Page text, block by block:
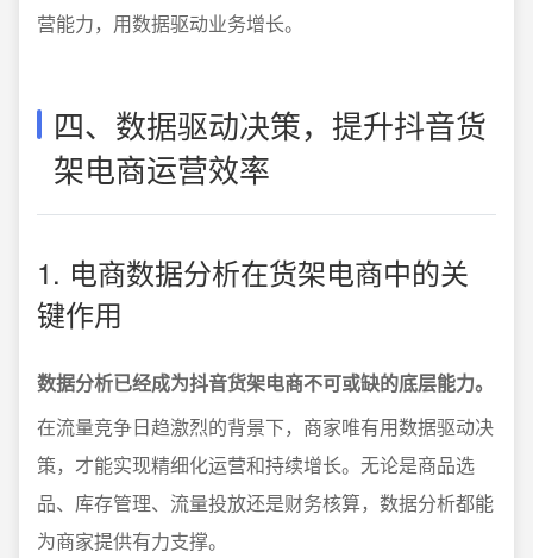
营能力，用数据驱动业务增长。
四、数据驱动决策，提升抖音货
架电商运营效率
1. 电商数据分析在货架电商中的关
键作用
数据分析已经成为抖音货架电商不可或缺的底层能力。
在流量竞争日趋激烈的背景下，商家唯有用数据驱动决
策，才能实现精细化运营和持续增长。无论是商品选
品、库存管理、流量投放还是财务核算，数据分析都能
为商家提供有力支撑。